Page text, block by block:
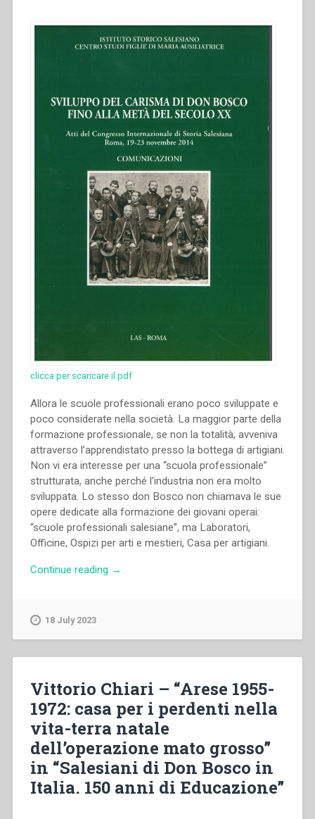
clicca per scaricare il pdf
Allora le scuole professionali erano poco sviluppate e
poco considerate nella società. La maggior parte della
formazione professionale, se non la totalità, avveniva
attraverso l’apprendistato presso la bottega di artigiani.
Non vi era interesse per una “scuola professionale”
strutturata, anche perché l’industria non era molto
sviluppata. Lo stesso don Bosco non chiamava le sue
opere dedicate alla formazione dei giovani operai:
“scuole professionali salesiane”, ma Laboratori,
Officine, Ospizi per arti e mestieri, Casa per artigiani.
Continue reading “Natale
professionali
salesiane”
in
“Sviluppo
del
carisma
di
→
18 July 2023
Vittorio Chiari – “Arese 1955-
1972: casa per i perdenti nella
vita-terra natale
dell’operazione mato grosso”
in “Salesiani di Don Bosco in
Italia. 150 anni di Educazione”